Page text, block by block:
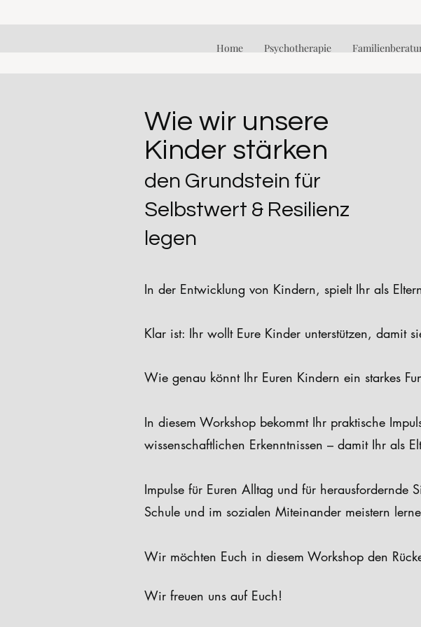
Home Psychotherapie
Wie wir unsere
Kinder stärken
den Grundstein für
Selbstwert & Resilienz
legen
In der Entwicklung von Kindern, spielt Ihr als
Klar ist: Ihr wollt Eure Kinder unterstützen, damit
Wie genau könnt Ihr Euren Kindern ein starkes
In diesem Workshop bekommt Ihr praktische
wissenschaftlichen Erkenntnissen – damit Ihr als
Impulse für Euren Alltag und für herausfordernde
Schule und im sozialen Miteinander meistern
Wir möchten Euch in diesem Workshop den
Wir freuen uns auf Euch!